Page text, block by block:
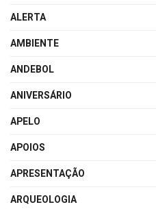
ALERTA
AMBIENTE
ANDEBOL
ANIVERSÁRIO
APELO
APOIOS
APRESENTAÇÃO
ARQUEOLOGIA